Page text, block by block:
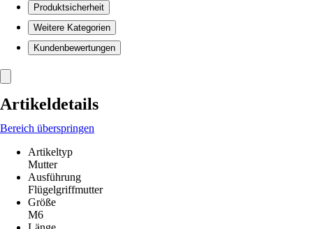
Produktsicherheit
Weitere Kategorien
Kundenbewertungen
Artikeldetails
Bereich überspringen
Artikeltyp
Mutter
Ausführung
Flügelgriffmutter
Größe
M6